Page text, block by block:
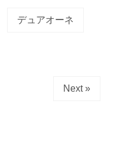
デュアオーネ
Next »